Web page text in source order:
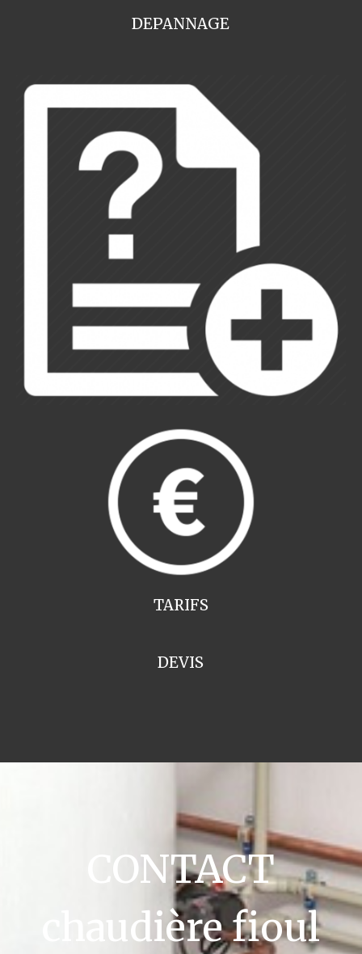
DEPANNAGE
TARIFS
DEVIS
CONTACT
chaudière fioul